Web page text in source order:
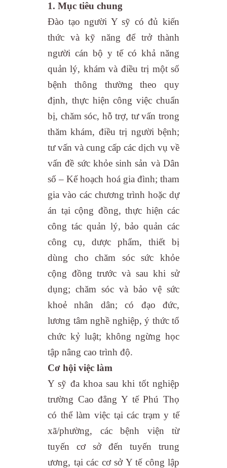
1. Mục tiêu chung
Đào tạo người Y sỹ có đủ kiến
thức và kỹ năng để trở thành
người cán bộ y tế có khả năng
quản lý, khám và điều trị một số
bệnh thông thường theo quy
định, thực hiện công việc chuẩn
bị, chăm sóc, hỗ trợ, tư vấn trong
thăm khám, điều trị người bệnh;
tư vấn và cung cấp các dịch vụ về
vấn đề sức khỏe sinh sản và Dân
số – Kế hoạch hoá gia đình; tham
gia vào các chương trình hoặc dự
án tại cộng đồng, thực hiện các
công tác quản lý, bảo quản các
công cụ, dược phẩm, thiết bị
dùng cho chăm sóc sức khỏe
cộng đồng trước và sau khi sử
dụng; chăm sóc và bảo vệ sức
khoẻ nhân dân; có đạo đức,
lương tâm nghề nghiệp, ý thức tổ
chức kỷ luật; không ngừng học
tập nâng cao trình độ.
Cơ hội việc làm
Y sỹ đa khoa sau khi tốt nghiệp
trường Cao đẳng Y tế Phú Thọ
có thể làm việc tại các trạm y tế
xã/phường, các bệnh viện từ
tuyến cơ sở đến tuyến trung
ương, tại các cơ sở Y tế công lập